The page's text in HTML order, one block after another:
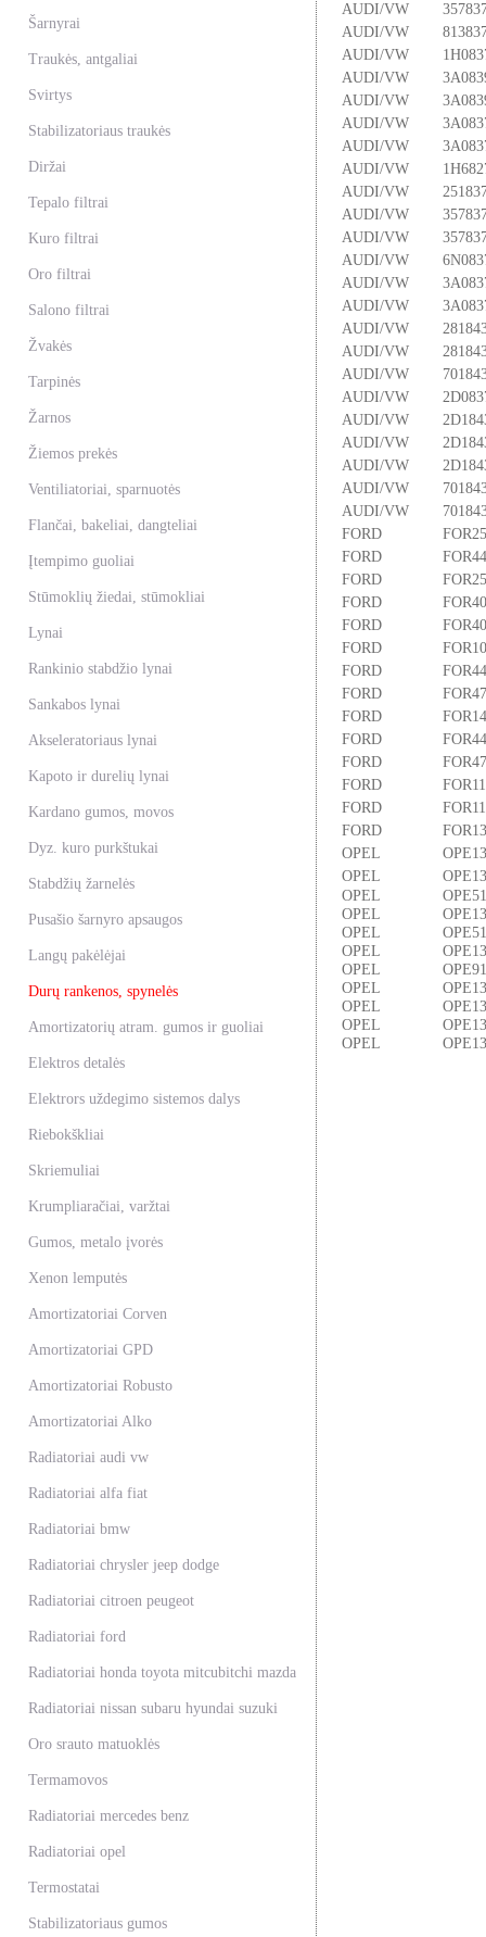
Šarnyrai
Traukės, antgaliai
Svirtys
Stabilizatoriaus traukės
Diržai
Tepalo filtrai
Kuro filtrai
Oro filtrai
Salono filtrai
Žvakės
Tarpinės
Žarnos
Žiemos prekės
Ventiliatoriai, sparnuotės
Flančai, bakeliai, dangteliai
Įtempimo guoliai
Stūmoklių žiedai, stūmokliai
Lynai
Rankinio stabdžio lynai
Sankabos lynai
Akseleratoriaus lynai
Kapoto ir durelių lynai
Kardano gumos, movos
Dyz. kuro purkštukai
Stabdžių žarnelės
Pusašio šarnyro apsaugos
Langų pakėlėjai
Durų rankenos, spynelės
Amortizatorių atram. gumos ir guoliai
Elektros detalės
Elektrors uždegimo sistemos dalys
Riebokškliai
Skriemuliai
Krumpliaračiai, varžtai
Gumos, metalo įvorės
Xenon lemputės
Amortizatoriai Corven
Amortizatoriai GPD
Amortizatoriai Robusto
Amortizatoriai Alko
Radiatoriai audi vw
Radiatoriai alfa fiat
Radiatoriai bmw
Radiatoriai chrysler jeep dodge
Radiatoriai citroen peugeot
Radiatoriai ford
Radiatoriai honda toyota mitcubitchi mazda
Radiatoriai nissan subaru hyundai suzuki
Oro srauto matuoklės
Termamovos
Radiatoriai mercedes benz
Radiatoriai opel
Termostatai
Stabilizatoriaus gumos
AUDI/VW
AUDI/VW
AUDI/VW
AUDI/VW
AUDI/VW
AUDI/VW
AUDI/VW
AUDI/VW
AUDI/VW
AUDI/VW
AUDI/VW
AUDI/VW
AUDI/VW
AUDI/VW
AUDI/VW
AUDI/VW
AUDI/VW
AUDI/VW
AUDI/VW
AUDI/VW
AUDI/VW
AUDI/VW
AUDI/VW
FORD
FORD
FORD
FORD
FORD
FORD
FORD
FORD
FORD
FORD
FORD
FORD
FORD
FORD
OPEL
OPEL
OPEL
OPEL
OPEL
OPEL
OPEL
OPEL
OPEL
OPEL
OPEL